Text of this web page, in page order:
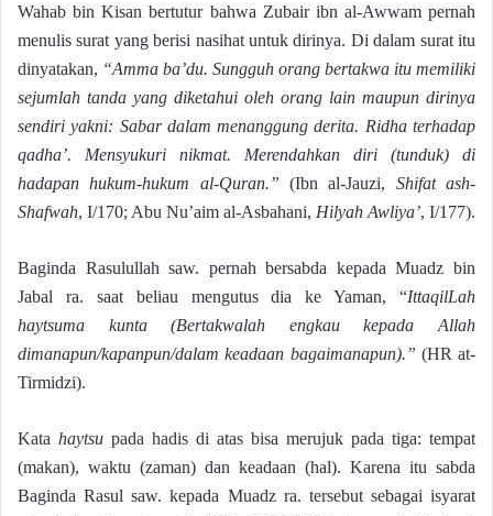
Wahab bin Kisan bertutur bahwa Zubair ibn al-Awwam pernah
menulis surat yang berisi nasihat untuk dirinya. Di dalam surat itu
dinyatakan, “Amma ba’du. Sungguh orang bertakwa itu memiliki
sejumlah tanda yang diketahui oleh orang lain maupun dirinya
sendiri yakni: Sabar dalam menanggung derita. Ridha terhadap
qadha’. Mensyukuri nikmat. Merendahkan diri (tunduk) di
hadapan hukum-hukum al-Quran.” (Ibn al-Jauzi, Shifat ash-
Shafwah, I/170; Abu Nu’aim al-Asbahani, Hilyah Awliya’, I/177).
Baginda Rasulullah saw. pernah bersabda kepada Muadz bin
Jabal ra. saat beliau mengutus dia ke Yaman, “IttaqilLah
haytsuma kunta
(Bertakwalah engkau kepada Allah
dimanapun/kapanpun/dalam keadaan bagaimanapun).” (HR at-
Tirmidzi).
Kata haytsu pada hadis di atas bisa merujuk pada tiga: tempat
(makan), waktu (zaman) dan keadaan (hal). Karena itu sabda
Baginda Rasul saw. kepada Muadz ra. tersebut sebagai isyarat